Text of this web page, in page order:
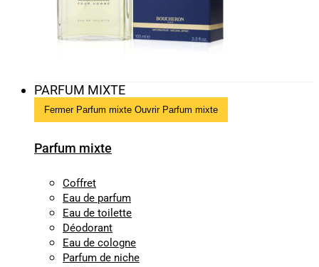
PARFUM MIXTE
Fermer Parfum mixte Ouvrir Parfum mixte
Parfum mixte
Coffret
Eau de parfum
Eau de toilette
Déodorant
Eau de cologne
Parfum de niche